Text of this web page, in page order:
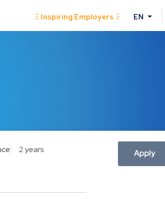
Inspiring Employers EN
2 years
Apply